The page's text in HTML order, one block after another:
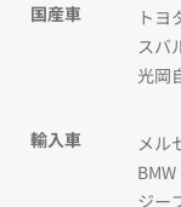
国産車 トヨ
スバ
光岡
輸入車 メル
BMW
ジー